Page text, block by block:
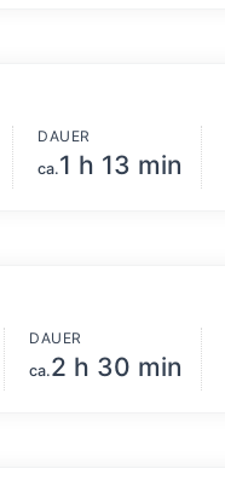
DAUER
ca.1 h 13 min
DAUER
ca.2 h 30 min